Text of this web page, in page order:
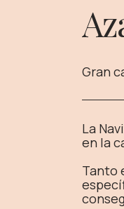
Gran
La
en la
Tanto